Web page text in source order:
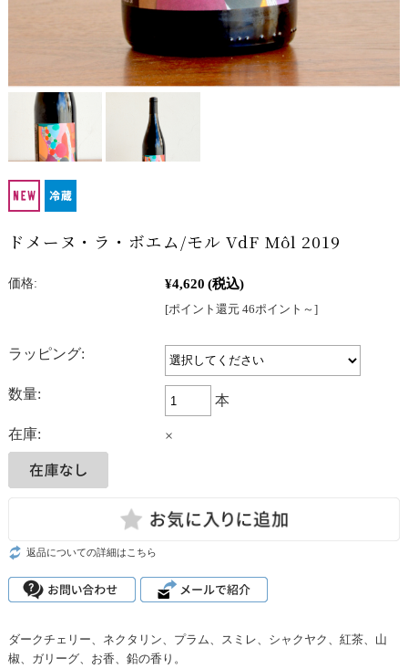
ドメーヌ・ラ・ボエム/モル VdF Môl 2019
価格: ¥4,620 (税込)
[ポイント還元 46ポイント～]
ラッピング:
数量: 本
在庫: ×
返品についての詳細はこちら
ダークチェリー、ネクタリン、プラム、スミレ、シャクヤク、紅茶、山
椒、ガリーグ、お香、鉛の香り。